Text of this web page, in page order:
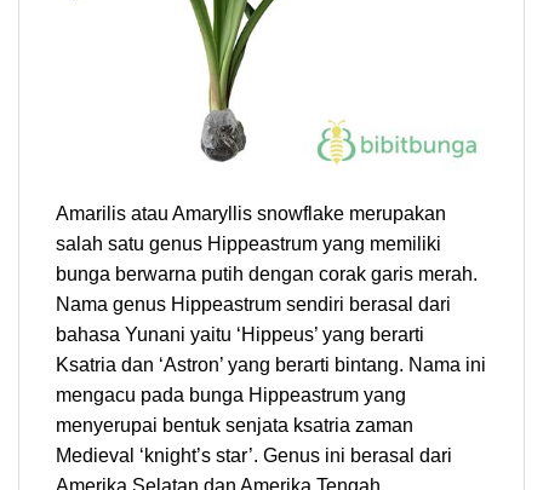
Amarilis atau Amaryllis snowflake merupakan
salah satu genus Hippeastrum yang memiliki
bunga berwarna putih dengan corak garis merah.
Nama genus Hippeastrum sendiri berasal dari
bahasa Yunani yaitu ‘Hippeus’ yang berarti
Ksatria dan ‘Astron’ yang berarti bintang. Nama ini
mengacu pada bunga Hippeastrum yang
menyerupai bentuk senjata ksatria zaman
Medieval ‘knight’s star’. Genus ini berasal dari
Amerika Selatan dan Amerika Tengah.